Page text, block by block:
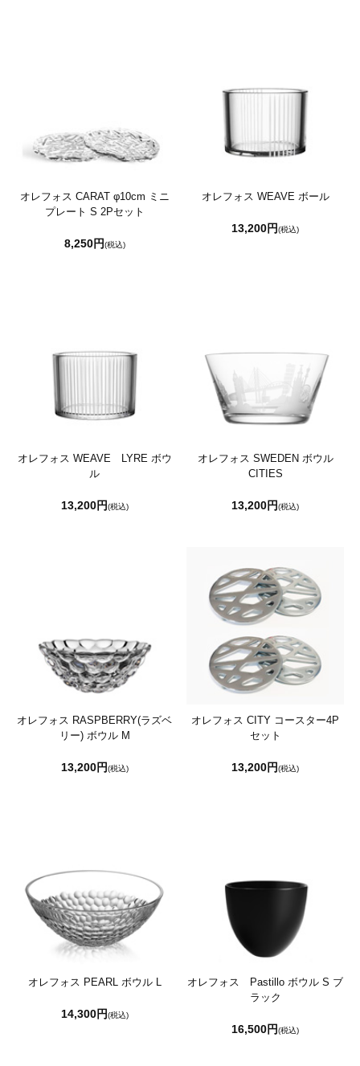
オレフォス CARAT φ10cm ミニ
プレート S 2Pセット
8,250円(税込)
オレフォス WEAVE ボール
13,200円(税込)
オレフォス WEAVE LYRE ボウ
ル
13,200円(税込)
オレフォス SWEDEN ボウル
CITIES
13,200円(税込)
オレフォス RASPBERRY(ラズベ
リー) ボウル M
13,200円(税込)
オレフォス CITY コースター4P
セット
13,200円(税込)
オレフォス PEARL ボウル L
14,300円(税込)
オレフォス Pastillo ボウル S ブ
ラック
16,500円(税込)